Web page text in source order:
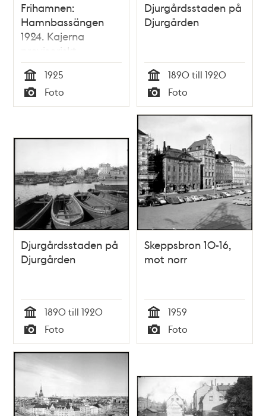
Frihamnen:
Hamnbassängen
1924. Kajerna
provisoriskt
upplåtna för export
av props
Tid
1925
Typ
Foto
Djurgårdsstaden på
Djurgården
Tid
1890 till 1920
Typ
Foto
Djurgårdsstaden på
Djurgården
Tid
1890 till 1920
Typ
Foto
Skeppsbron 10-16,
mot norr
Tid
1959
Typ
Foto